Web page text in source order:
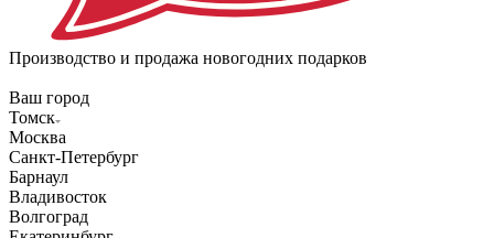
Производство и продажа новогодних подарков
Ваш город
Томск
Москва
Санкт-Петербург
Барнаул
Владивосток
Волгоград